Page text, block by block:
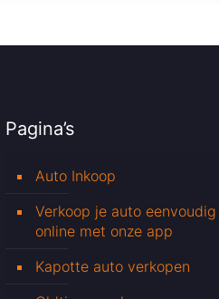
Pagina’s
Auto Inkoop
Verkoop je auto eenvoudig
online met onze app
Kapotte auto verkopen